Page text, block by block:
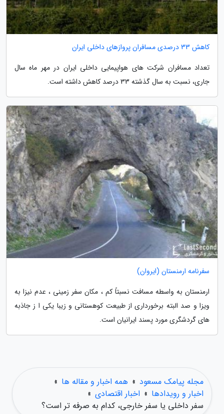
کاهش 33 درصدی مسافران پروازهای داخلی ایران
تعداد مسافران شرکت های هواپیمایی داخلی ایران در مهر ماه سال
جاری، نسبت به سال گذشته 33 درصد کاهش داشته است.
سفرنامه ارمنستان (ایروان)
ارمنستان به واسطه مسافت نسبتاً کم ، مکان سفر زمینی ، عدم نیزا به
ویزا و صد البته برخورداری از طبیعت کوهستانی و زیبا یکی ا ز جاذبه
های گردشگری مورد پسند ایرانیان است.
مجله پیامک مسعود » همه اخبار و مقاله ها »
اخبار و رویدادها » اخبار اقتصادی »
سفر داخلی یا سفر خارجی، کدام به صرفه تر است؟